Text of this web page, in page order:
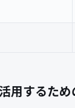
用するため